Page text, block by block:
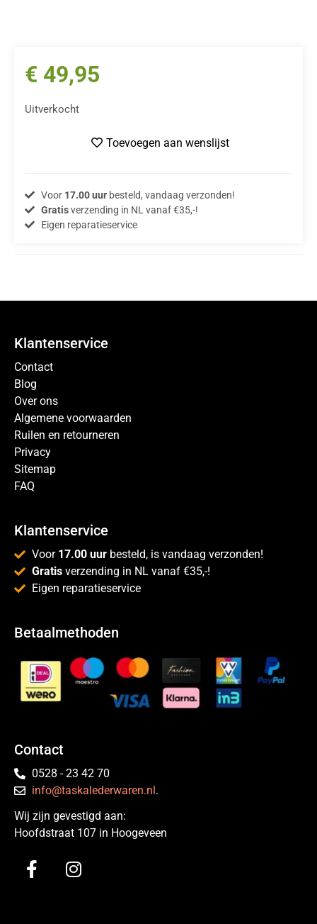
€ 49,95
Uitverkocht
Toevoegen aan wenslijst
Voor 17.00 uurbesteld, vandaag verzonden!
Gratisverzending in NL vanaf €35,-!
Eigen reparatieservice
Klantenservice
Contact
Blog
Over ons
Algemene voorwaarden
Ruilen en retourneren
Privacy
Sitemap
FAQ
Klantenservice
Voor 17.00 uur besteld, is vandaag verzonden!
Gratis verzending in NL vanaf €35,-!
Eigen reparatieservice
Betaalmethoden
Contact
0528 - 23 42 70
info@taskalederwaren.nl.
Wij zijn gevestigd aan:
Hoofdstraat 107 in Hoogeveen